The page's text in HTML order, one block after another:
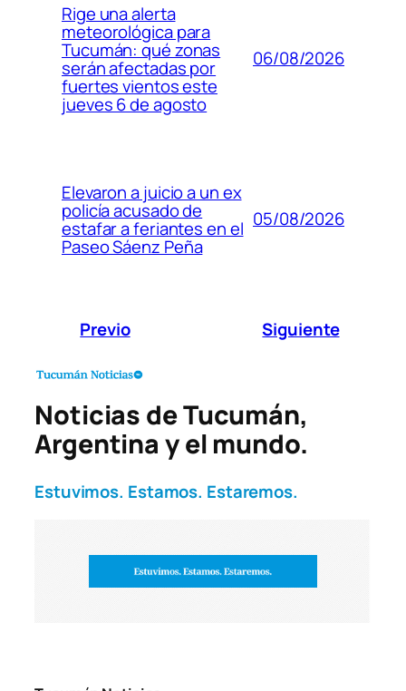
Rige una alerta
meteorológica para
Tucumán: qué zonas
serán afectadas por
fuertes vientos este
jueves 6 de agosto
06/08/2026
Elevaron a juicio a un ex
policía acusado de
estafar a feriantes en el
Paseo Sáenz Peña
05/08/2026
Previo Siguiente
Noticias de Tucumán,
Argentina y el mundo.
Estuvimos. Estamos. Estaremos.